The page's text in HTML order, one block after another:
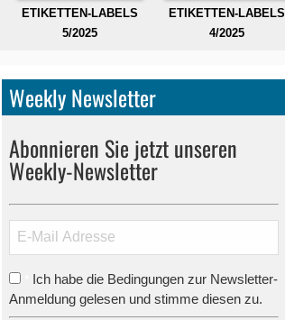
ETIKETTEN-LABELS
5/2025
ETIKETTEN-LABELS
4/2025
Weekly Newsletter
Abonnieren Sie jetzt unseren
Weekly-Newsletter
Ich habe die Bedingungen zur Newsletter-
Anmeldung gelesen und stimme diesen zu.